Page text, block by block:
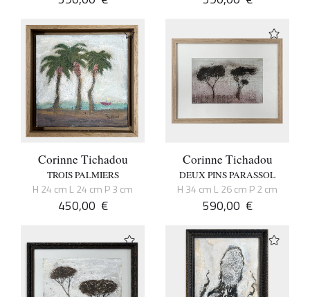
Corinne Tichadou
TROIS PALMIERS
H 24 cm L 24 cm P 3 cm
450,00 €
Corinne Tichadou
DEUX PINS PARASSOL
H 34 cm L 26 cm P 2 cm
590,00 €